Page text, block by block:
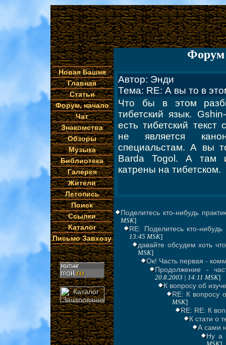
Новая Башня
Главная
Статьи
Форум, начало
Чат
Знакомства
Обзоры
Музыка
Библиотека
Галерея
Жители
Летопись
Поиск
Ссылки
Каталог
Письмо Завхозу
Форум
Автор: Энди
Тема: RE: А вы то в
Что бы в этом
тибетский язык.
есть тибетский текст
не является
специальстам. А вы
Barda Togol. А там
катрены на тибетском.
Поделитесь кто-нибудь
MSK]
RE: Поделитесь кто-
13:45 MSK]
давайте обсудем хоть
MSK]
Ок! Часть первая -
Продолжение -
20.8.2003 | 14:11 MSK]
К вопросу об
RE: К вопросу
MSK]
RE: RE: К
К стати о
А сами
Ну а